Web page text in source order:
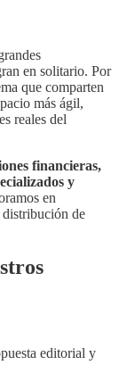
en solitario. Por
que comparten
más ágil,
reales del
financieras,
y
en
de
editorial y